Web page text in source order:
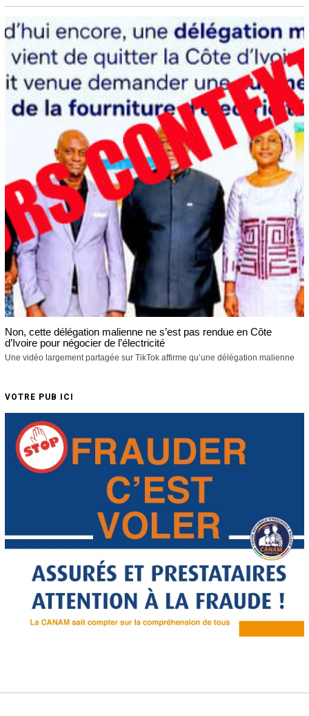
Non, cette délégation malienne ne s’est pas rendue en Côte
d’Ivoire pour négocier de l’électricité
Une vidéo largement partagée sur TikTok affirme qu’une délégation malienne
VOTRE PUB ICI